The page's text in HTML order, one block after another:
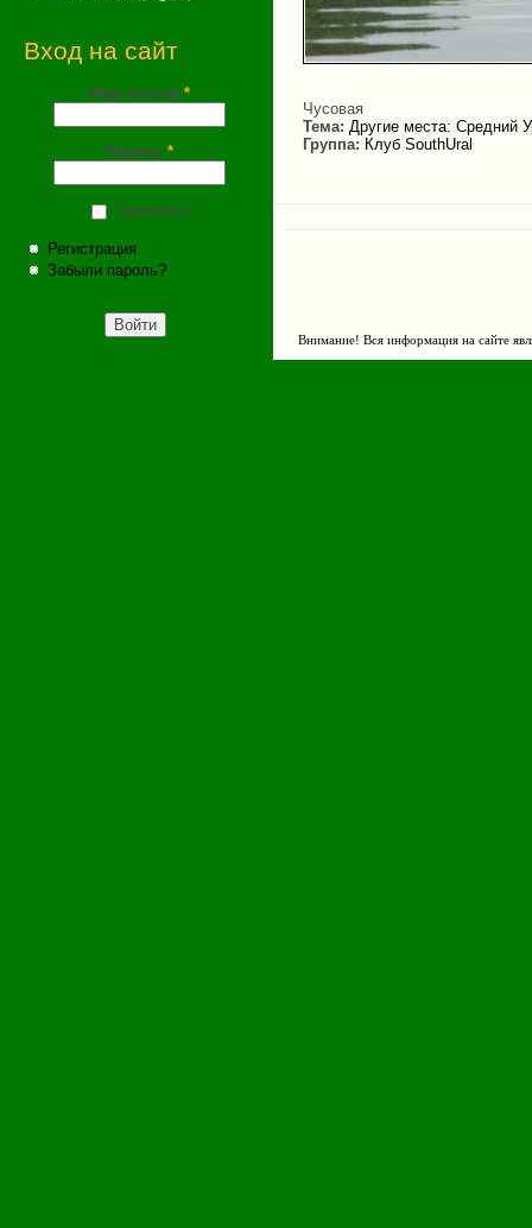
Вход на сайт
Имя (почта) *
Пароль *
Запомнить
Регистрация
Забыли пароль?
Чусовая
Тема: Другие места: Средний
Группа: Клуб SouthUral
Внимание! Вся информация на сайте